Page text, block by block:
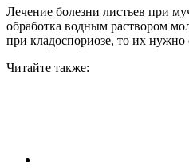
Лечение болезни листьев при
обработка водным раствором
при кладоспориозе, то их нужно
Читайте также: